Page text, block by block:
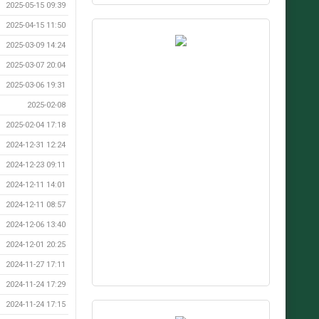
2025-05-15 09:39
2025-04-15 11:50
2025-03-09 14:24
2025-03-07 20:04
2025-03-06 19:31
2025-02-08
2025-02-04 17:18
2024-12-31 12:24
2024-12-23 09:11
2024-12-11 14:01
2024-12-11 08:57
2024-12-06 13:40
2024-12-01 20:25
2024-11-27 17:11
2024-11-24 17:29
2024-11-24 17:15